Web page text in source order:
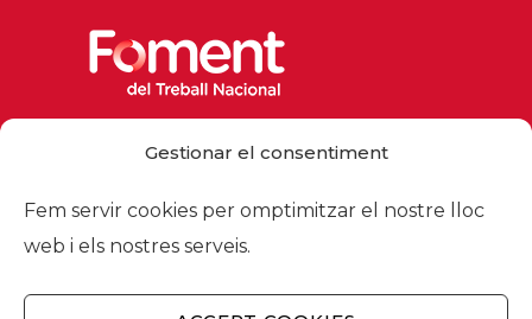
Gestionar el consentiment
Fem servir cookies per omptimitzar el nostre lloc
web i els nostres serveis.
foment@foment.com